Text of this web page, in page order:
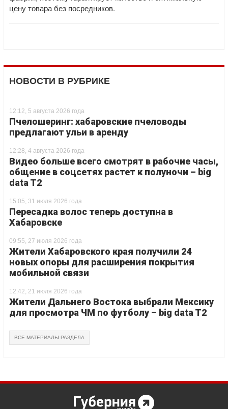
цену товара без посредников.
НОВОСТИ В РУБРИКЕ
12:12, 5 августа 2026 года
Пчелошеринг: хабаровские пчеловоды
предлагают ульи в аренду
12:28, 4 августа 2026 года
Видео больше всего смотрят в рабочие часы,
общение в соцсетях растет к полуночи – big
data T2
15:05, 31 июля 2026 года
Пересадка волос теперь доступна в
Хабаровске
09:55, 27 июля 2026 года
Жители Хабаровского края получили 24
новых опоры для расширения покрытия
мобильной связи
12:42, 21 июля 2026 года
Жители Дальнего Востока выбрали Мексику
для просмотра ЧМ по футболу – big data T2
ВСЕ МАТЕРИАЛЫ РАЗДЕЛА